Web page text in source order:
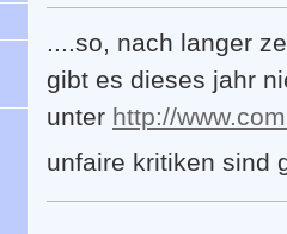
....so, nach langer
gibt es dieses jahr
unter http://
unfaire kritiken sind